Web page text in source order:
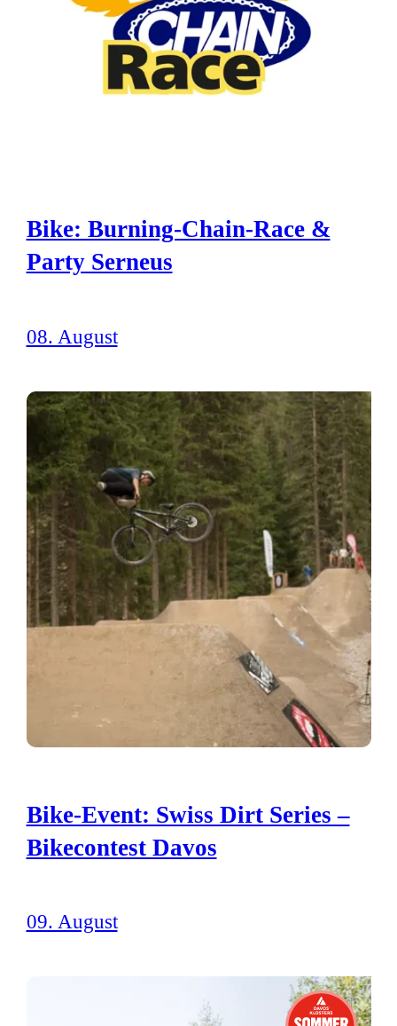
Bike: Burning-Chain-Race &
Party Serneus
08. August
Bike-Event: Swiss Dirt Series –
Bikecontest Davos
09. August